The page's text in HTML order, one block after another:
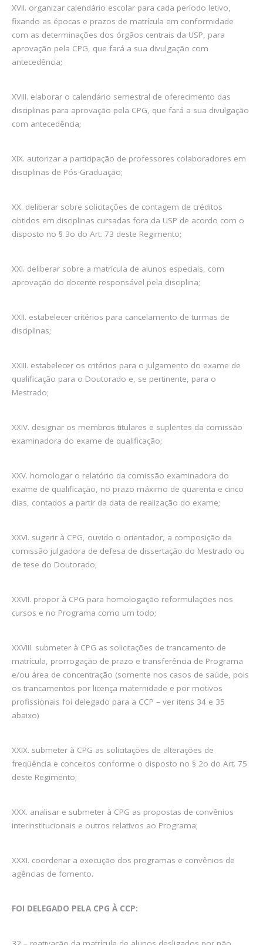
XVII. organizar calendário escolar para cada período letivo,
fixando as épocas e prazos de matrícula em conformidade
com as determinações dos órgãos centrais da USP, para
aprovação pela CPG, que fará a sua divulgação com
antecedência;
XVIII. elaborar o calendário semestral de oferecimento das
disciplinas para aprovação pela CPG, que fará a sua divulgação
com antecedência;
XIX. autorizar a participação de professores colaboradores em
disciplinas de Pós-Graduação;
XX. deliberar sobre solicitações de contagem de créditos
obtidos em disciplinas cursadas fora da USP de acordo com o
disposto no § 3o do Art. 73 deste Regimento;
XXI. deliberar sobre a matrícula de alunos especiais, com
aprovação do docente responsável pela disciplina;
XXII. estabelecer critérios para cancelamento de turmas de
disciplinas;
XXIII. estabelecer os critérios para o julgamento do exame de
qualificação para o Doutorado e, se pertinente, para o
Mestrado;
XXIV. designar os membros titulares e suplentes da comissão
examinadora do exame de qualificação;
XXV. homologar o relatório da comissão examinadora do
exame de qualificação, no prazo máximo de quarenta e cinco
dias, contados a partir da data de realização do exame;
XXVI. sugerir à CPG, ouvido o orientador, a composição da
comissão julgadora de defesa de dissertação do Mestrado ou
de tese do Doutorado;
XXVII. propor à CPG para homologação reformulações nos
cursos e no Programa como um todo;
XXVIII. submeter à CPG as solicitações de trancamento de
matrícula, prorrogação de prazo e transferência de Programa
e/ou área de concentração (somente nos casos de saúde, pois
os trancamentos por licença maternidade e por motivos
profissionais foi delegado para a CCP – ver itens 34 e 35
abaixo)
XXIX. submeter à CPG as solicitações de alterações de
freqüência e conceitos conforme o disposto no § 2o do Art. 75
deste Regimento;
XXX. analisar e submeter à CPG as propostas de convênios
interinstitucionais e outros relativos ao Programa;
XXXI. coordenar a execução dos programas e convênios de
agências de fomento.
FOI DELEGADO PELA CPG À CCP: